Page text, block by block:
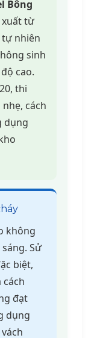
Bông
xuất từ
tự nhiên
sinh
cao.
thi
cách
dụng
không
Sử
biệt,
cách
đạt
dụng